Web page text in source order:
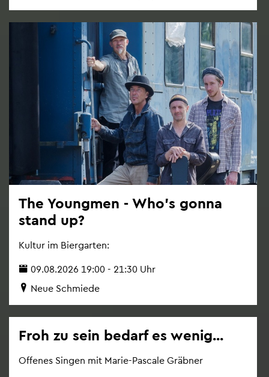
The Young­men - Who's gonna
stand up?
Kul­tur im Bier­gar­ten:
09.08.2026 19:00 - 21:30 Uhr
Neue Schmie­de
Froh zu sein be­darf es wenig...
Of­fe­nes Sin­gen mit Marie-Pas­ca­le Gräb­ner